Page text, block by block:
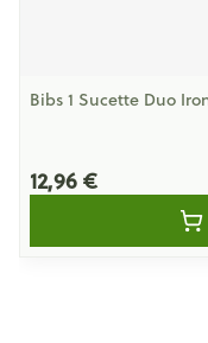
Bibs 1 Sucette Duo
12,96 €